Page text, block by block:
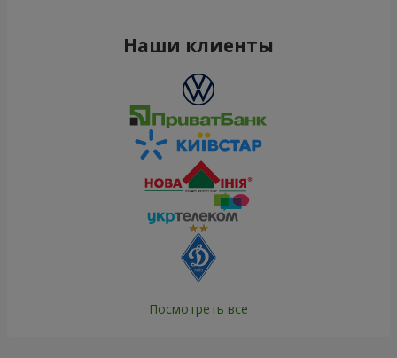
Наши клиенты
Посмотреть все